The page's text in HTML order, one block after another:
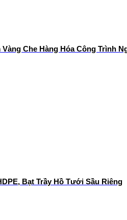
Vàng Che Hàng Hóa Công Trình
Bạt Trầy Hồ Tưới Sầu Riêng